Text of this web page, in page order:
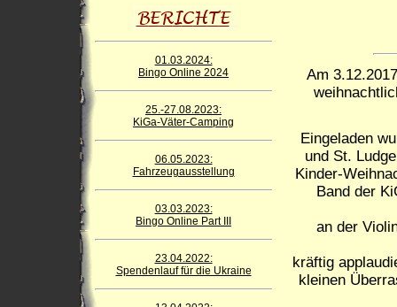
01.03.2024:
Bingo Online 2024
25.-27.08.2023:
KiGa-Väter-Camping
06.05.2023:
Fahrzeugausstellung
03.03.2023:
Bingo Online Part III
23.04.2022:
Spendenlauf für die Ukraine
Am
Eingeladen
und St.
Kinder-
Band der
an der
kräftig
kleinen